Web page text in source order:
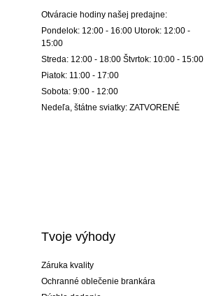
Otváracie hodiny našej predajne:
Pondelok: 12:00 - 16:00 Utorok: 12:00 -
15:00
Streda: 12:00 - 18:00 Štvrtok: 10:00 - 15:00
Piatok: 11:00 - 17:00
Sobota: 9:00 - 12:00
Nedeľa, štátne sviatky: ZATVORENÉ
Tvoje výhody
Záruka kvality
Ochranné oblečenie brankára